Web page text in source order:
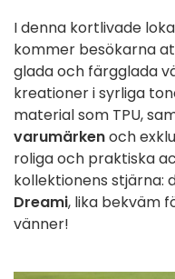
I denna kortlivade
kommer besökarna
glada och färgglada
kreationer i syrliga
material som TPU,
varumärkenoch
roliga och praktiska
kollektionens stjärna:
Dreami, lika bekväm
vänner!